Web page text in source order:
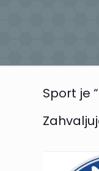
Sport je